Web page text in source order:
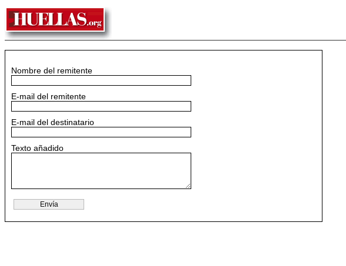
Nombre del remitente
E-mail del remitente
E-mail del destinatario
Texto añadido